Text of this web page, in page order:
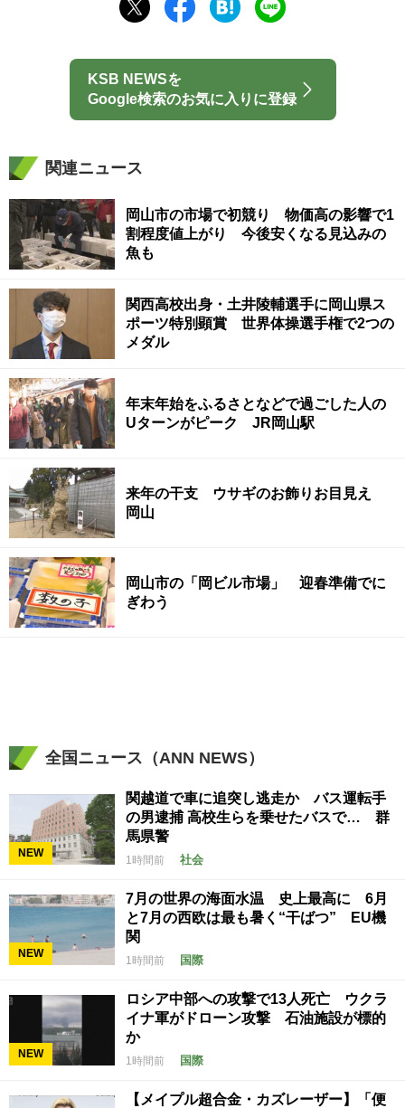
KSB NEWSを
Google検索のお気に入りに登録
関連ニュース
岡山市の市場で初競り 物価高の影響で1
割程度値上がり 今後安くなる見込みの
魚も
関西高校出身・土井陵輔選手に岡山県ス
ポーツ特別顕賞 世界体操選手権で2つの
メダル
年末年始をふるさとなどで過ごした人の
Uターンがピーク JR岡山駅
来年の干支 ウサギのお飾りお目見え
岡山
岡山市の「岡ビル市場」 迎春準備でに
ぎわう
全国ニュース（ANN NEWS）
NEW
関越道で車に追突し逃走か バス運転手
の男逮捕 高校生らを乗せたバスで… 群
馬県警
1時間前 社会
NEW
7月の世界の海面水温 史上最高に 6月
と7月の西欧は最も暑く“干ばつ” EU機
関
1時間前 国際
NEW
ロシア中部への攻撃で13人死亡 ウクラ
イナ軍がドローン攻撃 石油施設が標的
か
1時間前 国際
【メイプル超合金・カズレーザー】「便